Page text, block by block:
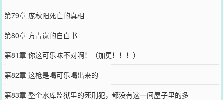
第79章 庞秋阳死亡的真相
第80章 方青岚的自白书
第81章 你这可乐味不对啊！（加更！！！）
第82章 这枪是喝可乐喝出来的
第83章 整个水库监狱里的死刑犯，都没有这一间屋子里的多